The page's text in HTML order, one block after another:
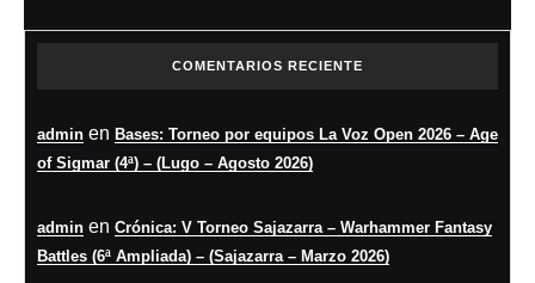
COMENTARIOS RECIENTE
admin en Bases: Torneo por equipos La Voz Open 2026 – Age
of Sigmar (4ª) – (Lugo – Agosto 2026)
admin en Crónica: V Torneo Sajazarra – Warhammer Fantasy
Battles (6ª Ampliada) – (Sajazarra – Marzo 2026)